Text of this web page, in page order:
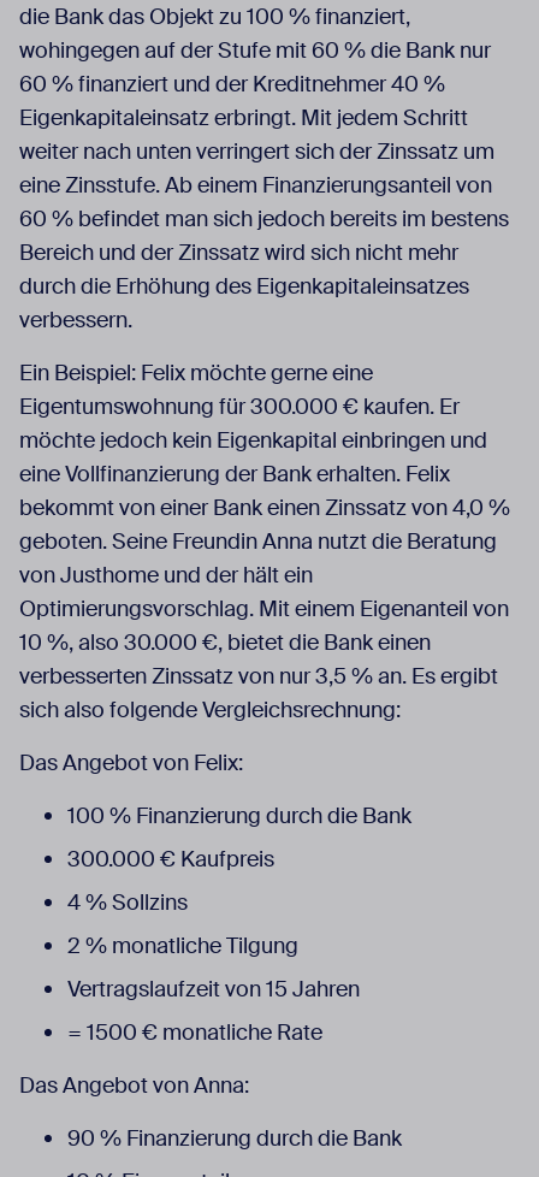
die Bank das Objekt zu 100 % finanziert,
wohingegen auf der Stufe mit 60 % die Bank nur
60 % finanziert und der Kreditnehmer 40 %
Eigenkapitaleinsatz erbringt. Mit jedem Schritt
weiter nach unten verringert sich der Zinssatz um
eine Zinsstufe. Ab einem Finanzierungsanteil von
60 % befindet man sich jedoch bereits im bestens
Bereich und der Zinssatz wird sich nicht mehr
durch die Erhöhung des Eigenkapitaleinsatzes
verbessern.
Ein Beispiel: Felix möchte gerne eine
Eigentumswohnung für 300.000 € kaufen. Er
möchte jedoch kein Eigenkapital einbringen und
eine Vollfinanzierung der Bank erhalten. Felix
bekommt von einer Bank einen Zinssatz von 4,0 %
geboten. Seine Freundin Anna nutzt die Beratung
von Justhome und der hält ein
Optimierungsvorschlag. Mit einem Eigenanteil von
10 %, also 30.000 €, bietet die Bank einen
verbesserten Zinssatz von nur 3,5 % an. Es ergibt
sich also folgende Vergleichsrechnung:
Das Angebot von Felix:
100 % Finanzierung durch die Bank
300.000 € Kaufpreis
4 % Sollzins
2 % monatliche Tilgung
Vertragslaufzeit von 15 Jahren
= 1500 € monatliche Rate
Das Angebot von Anna:
90 % Finanzierung durch die Bank